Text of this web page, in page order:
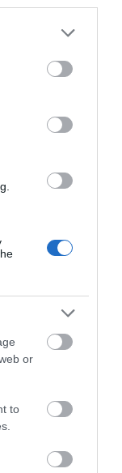
or more Google
may click to
party tags to
in below Google
or
to
γιατρός του
ανάρμοστη